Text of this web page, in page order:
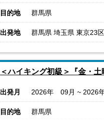
目的地 群馬県
出発地 群馬県 埼玉県 東京23区
＜ハイキング初級＞『金・
出発月 2026年 09月 ~ 2026
目的地 群馬県